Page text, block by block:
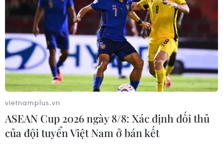
bụng Thượng úy Đặng Trung.
vietnamplus.vn
ASEAN Cup 2026 ngày 8/8: Xác định đối thủ
của đội tuyển Việt Nam ở bán kết